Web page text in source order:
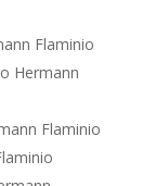
Flaminio
Hermann
Flaminio